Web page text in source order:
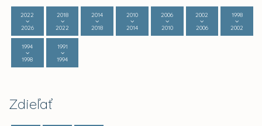
2022
2026
2018
2022
2014
2018
2010
2014
2006
2010
2002
2006
1998
2002
1994
1998
1991
1994
Zdieľať